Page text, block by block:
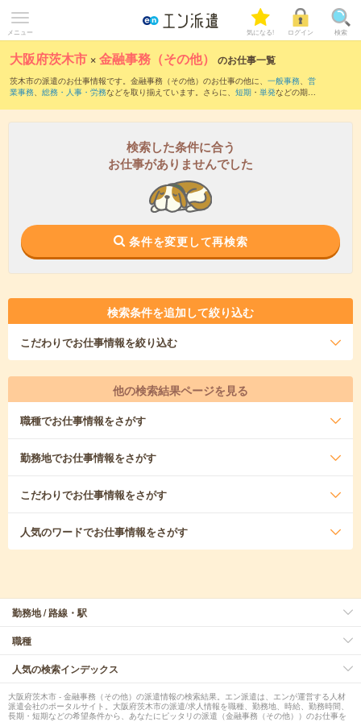
メニュー 気になる! ログイン 検索
大阪府茨木市 ×金融事務（その他） のお仕事一覧
茨木市の派遣のお仕事情報です。金融事務（その他）のお仕事の他に、 一般事務、 営
業事務、 総務・人事・労務などを取り揃えています。さらに、 短期 ・ 単発などの期間
検索した条件に合う
お仕事がありませんでした
条件を変更して再検索
検索条件を追加して絞り込む
こだわりでお仕事情報を絞り込む
他の検索結果ページを見る
職種でお仕事情報をさがす
勤務地でお仕事情報をさがす
こだわりでお仕事情報をさがす
人気のワードでお仕事情報をさがす
勤務地 / 路線・駅
職種
人気の検索インデックス
大阪府茨木市 - 金融事務（その他）の派遣情報の検索結果。エン派遣は、エンが運営する人材
派遣会社のポータルサイト。大阪府茨木市の派遣/求人情報を職種、勤務地、時給、勤務時間、
長期・短期などの希望条件から、あなたにピッタリの派遣（金融事務（その他））のお仕事を